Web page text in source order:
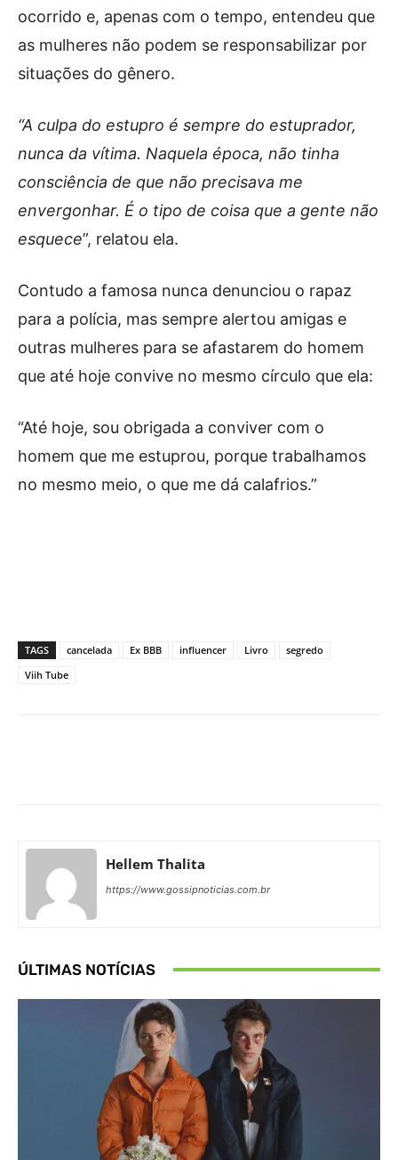
ocorrido e, apenas com o tempo, entendeu que
as mulheres não podem se responsabilizar por
situações do gênero.
“A culpa do estupro é sempre do estuprador,
nunca da vítima. Naquela época, não tinha
consciência de que não precisava me
envergonhar. É o tipo de coisa que a gente não
esquece”, relatou ela.
Contudo a famosa nunca denunciou o rapaz
para a polícia, mas sempre alertou amigas e
outras mulheres para se afastarem do homem
que até hoje convive no mesmo círculo que ela:
“Até hoje, sou obrigada a conviver com o
homem que me estuprou, porque trabalhamos
no mesmo meio, o que me dá calafrios.”
TAGS cancelada Ex BBB influencer Livro
segredo
Viih Tube
Hellem Thalita
https://www.gossipnoticias.com.br
ÚLTIMAS NOTÍCIAS